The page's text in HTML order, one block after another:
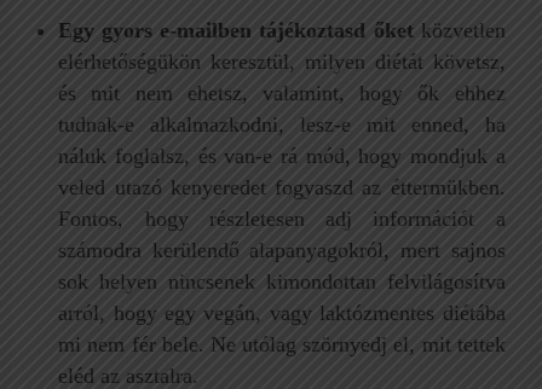
Egy gyors e-mailben tájékoztasd őketközvetlen
elérhetőségükön keresztül, milyen diétát követsz,
és mit nem ehetsz, valamint, hogy ők ehhez
tudnak-e alkalmazkodni, lesz-e mit enned, ha
náluk foglalsz, és van-e rá mód, hogy mondjuk a
veled utazó kenyeredet fogyaszd az éttermükben.
Fontos, hogy részletesen adj információt a
számodra kerülendő alapanyagokról, mert sajnos
sok helyen nincsenek kimondottan felvilágosítva
arról, hogy egy vegán, vagy laktózmentes diétába
mi nem fér bele. Ne utólag szörnyedj el, mit tettek
eléd az asztalra.